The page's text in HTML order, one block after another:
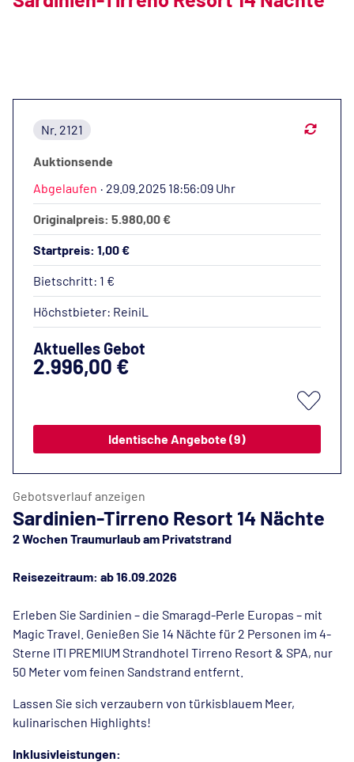
Nr. 2121
Auktionsende
Abgelaufen · 29.09.2025 18:56:09 Uhr
Originalpreis: 5.980,00 €
Startpreis: 1,00 €
Bietschritt: 1 €
Höchstbieter: ReiniL
Aktuelles Gebot
2.996,00 €
Identische Angebote (9)
Gebotsverlauf anzeigen
Sardinien-Tirreno Resort 14 Nächte
2 Wochen Traumurlaub am Privatstrand
Reisezeitraum: ab 16.09.2026
Erleben Sie Sardinien – die Smaragd-Perle Europas – mit
Magic Travel. Genießen Sie 14 Nächte für 2 Personen im 4-
Sterne ITI PREMIUM Strandhotel Tirreno Resort & SPA, nur
50 Meter vom feinen Sandstrand entfernt.
Lassen Sie sich verzaubern von türkisblauem Meer,
kulinarischen Highlights!
Inklusivleistungen: